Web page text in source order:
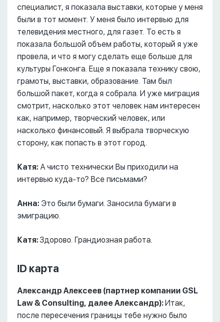
специалист, я показала выставки, которые у меня
были в тот момент. У меня было интервью для
телевидения местного, для газет. То есть я
показала большой объем работы, который я уже
провела, и что я могу сделать еще больше для
культуры Гонконга. Еще я показала технику свою,
грамоты, выставки, образование. Там был
большой пакет, когда я собрала. И уже миграция
смотрит, насколько этот человек нам интересен
как, например, творческий человек, или
насколько финансовый. Я выбрала творческую
сторону, как попасть в этот город.
Катя: А чисто технически Вы приходили на
интервью куда-то? Все письмами?
Анна: Это были бумаги. Заносила бумаги в
эмиграцию.
Катя:Здорово. Грандиозная работа.
ID карта
Александр Алексеев (партнер компании GSL
Law & Consulting, далее Александр):Итак,
после пересечения границы тебе нужно было